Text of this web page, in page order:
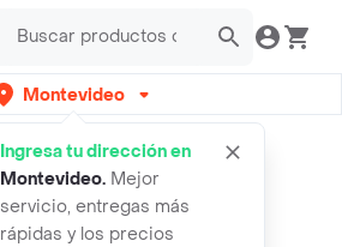
Montevideo
Ingresa tu dirección en
Montevideo. Mejor
servicio, entregas más
rápidas y los precios